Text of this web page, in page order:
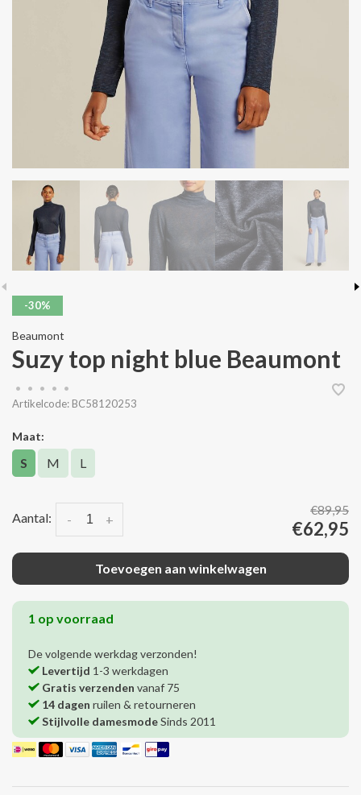
-30%
Beaumont
Suzy top night blue Beaumont
• • • •
•
Artikelcode: BC58120253
Maat:
S M L
Aantal: +
-
€89,95
€62,95
Toevoegen aan winkelwagen
1 op voorraad
De volgende werkdag verzonden!
Levertijd 1-3 werkdagen
Gratis verzenden vanaf 75
14 dagen ruilen & retourneren
Stijlvolle damesmodeSinds 2011